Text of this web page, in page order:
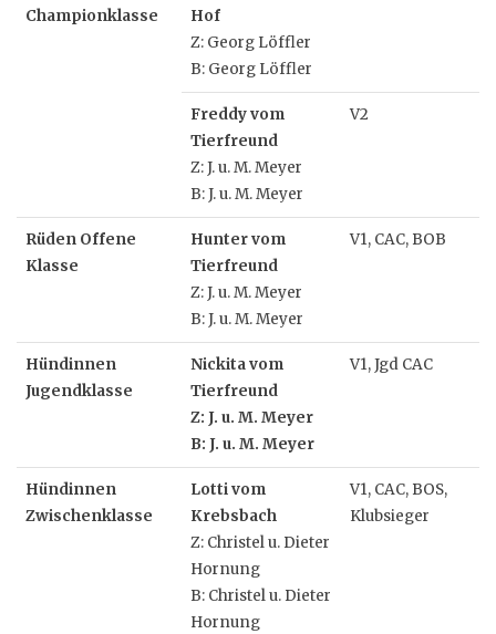
Championklasse
Hof
Z: Georg Löffler
B: Georg Löffler
Freddy vom
Tierfreund
Z: J. u. M. Meyer
B: J. u. M. Meyer
V2
Rüden Offene
Klasse
Hunter vom
Tierfreund
Z: J. u. M. Meyer
B: J. u. M. Meyer
V1, CAC, BOB
Hündinnen
Jugendklasse
Nickita vom
Tierfreund
Z: J. u. M. Meyer
B: J. u. M. Meyer
V1, Jgd CAC
Hündinnen
Zwischenklasse
Lotti vom
Krebsbach
Z: Christel u. Dieter
Hornung
B: Christel u. Dieter
Hornung
V1, CAC, BOS,
Klubsieger